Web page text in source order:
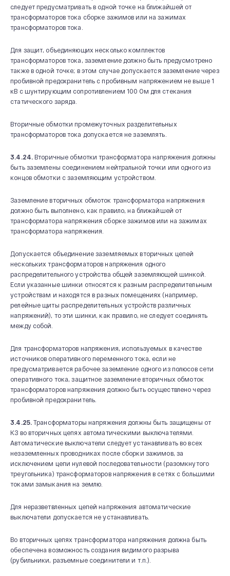
следует предусматривать в одной точке на ближайшей от
трансформаторов тока сборке зажимов или на зажимах
трансформаторов тока.
Для защит, объединяющих несколько комплектов
трансформаторов тока, заземление должно быть предусмотрено
также в одной точке; в этом случае допускается заземление через
пробивной предохранитель с пробивным напряжением не выше 1
кВ с шунтирующим сопротивлением 100 Ом для стекания
статического заряда.
Вторичные обмотки промежуточных разделительных
трансформаторов тока допускается не заземлять.
3.4.24. Вторичные обмотки трансформатора напряжения должны
быть заземлены соединением нейтральной точки или одного из
концов обмотки с заземляющим устройством.
Заземление вторичных обмоток трансформатора напряжения
должно быть выполнено, как правило, на ближайшей от
трансформатора напряжения сборке зажимов или на зажимах
трансформатора напряжения.
Допускается объединение заземляемых вторичных цепей
нескольких трансформаторов напряжения одного
распределительного устройства общей заземляющей шинкой.
Если указанные шинки относятся к разным распределительным
устройствам и находятся в разных помещениях (например,
релейные щиты распределительных устройств различных
напряжений), то эти шинки, как правило, не следует соединять
между собой.
Для трансформаторов напряжения, используемых в качестве
источников оперативного переменного тока, если не
предусматривается рабочее заземление одного из полюсов сети
оперативного тока, защитное заземление вторичных обмоток
трансформаторов напряжения должно быть осуществлено через
пробивной предохранитель.
3.4.25. Трансформаторы напряжения должны быть защищены от
КЗ во вторичных цепях автоматическими выключателями.
Автоматические выключатели следует устанавливать во всех
незаземленных проводниках после сборки зажимов, за
исключением цепи нулевой последовательности (разомкнутого
треугольника) трансформаторов напряжения в сетях с большими
токами замыкания на землю.
Для неразветвленных цепей напряжения автоматические
выключатели допускается не устанавливать.
Во вторичных цепях трансформатора напряжения должна быть
обеспечена возможность создания видимого разрыва
(рубильники, разъемные соединители и т.п.).